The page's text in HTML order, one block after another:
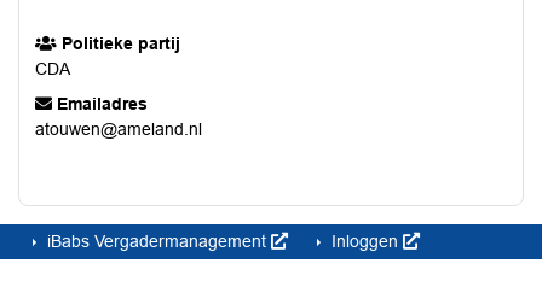
Politieke partij
CDA
Emailadres
atouwen@ameland.nl
iBabs Vergadermanagement Inloggen